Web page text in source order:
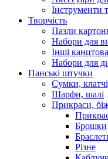
Інструменти
Творчість
Пазли
Набори для
Інші
Набори для
Панські штучки
Сумки,
Шарфи, шалі
Прикраси,
Брошки
Різне